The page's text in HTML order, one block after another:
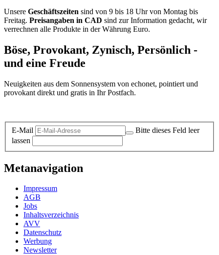
Unsere Geschäftszeiten sind von 9 bis 18 Uhr von Montag bis
Freitag. Preisangaben in CAD sind zur Information gedacht, wir
verrechnen alle Produkte in der Währung Euro.
Böse, Provokant, Zynisch, Persönlich -
und eine Freude
Neuigkeiten aus dem Sonnensystem von echonet, pointiert und
provokant direkt und gratis in Ihr Postfach.
E-Mail
Bitte dieses Feld leer
lassen
Metanavigation
Impressum
AGB
Jobs
Inhaltsverzeichnis
AVV
Datenschutz
Werbung
Newsletter